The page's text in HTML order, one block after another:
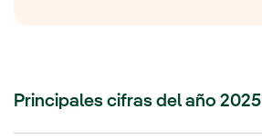
Principales cifras del año 2025